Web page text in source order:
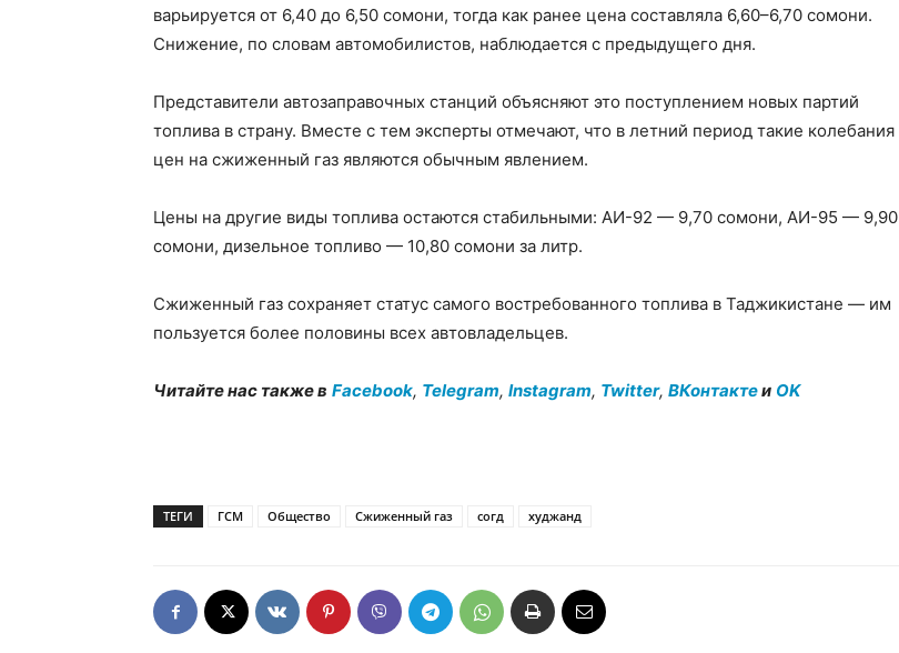
варьируется от 6,40 до 6,50 сомони, тогда как ранее цена составляла 6,60–6,70 сомони.
Снижение, по словам автомобилистов, наблюдается с предыдущего дня.
Представители автозаправочных станций объясняют это поступлением новых партий
топлива в страну. Вместе с тем эксперты отмечают, что в летний период такие колебания
цен на сжиженный газ являются обычным явлением.
Цены на другие виды топлива остаются стабильными: АИ-92 — 9,70 сомони, АИ-95 — 9,90
сомони, дизельное топливо — 10,80 сомони за литр.
Сжиженный газ сохраняет статус самого востребованного топлива в Таджикистане — им
пользуется более половины всех автовладельцев.
Читайте нас также в Facebook, Telegram, Instagram, Twitter, ВКонтактеи OK
ТЕГИ ГСМ Общество Сжиженный газ согд худжанд